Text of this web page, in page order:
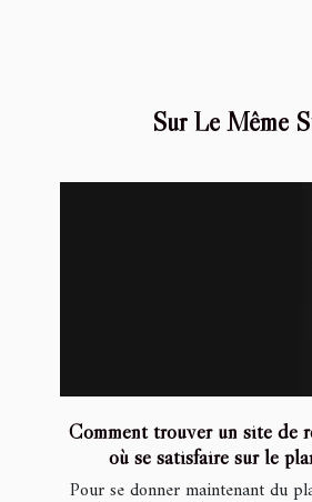
Sur Le Même
Comment trouver un site de
où se satisfaire sur le
Pour se donner maintenant du